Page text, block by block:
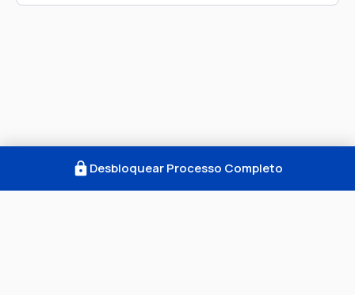
Desbloquear Processo Completo